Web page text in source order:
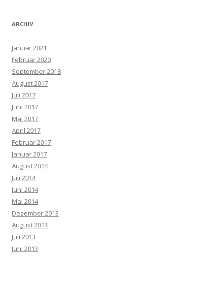
ARCHIV
Januar 2021
Februar 2020
September 2018
August 2017
Juli 2017
Juni 2017
Mai 2017
April 2017
Februar 2017
Januar 2017
August 2014
Juli 2014
Juni 2014
Mai 2014
Dezember 2013
August 2013
Juli 2013
Juni 2013